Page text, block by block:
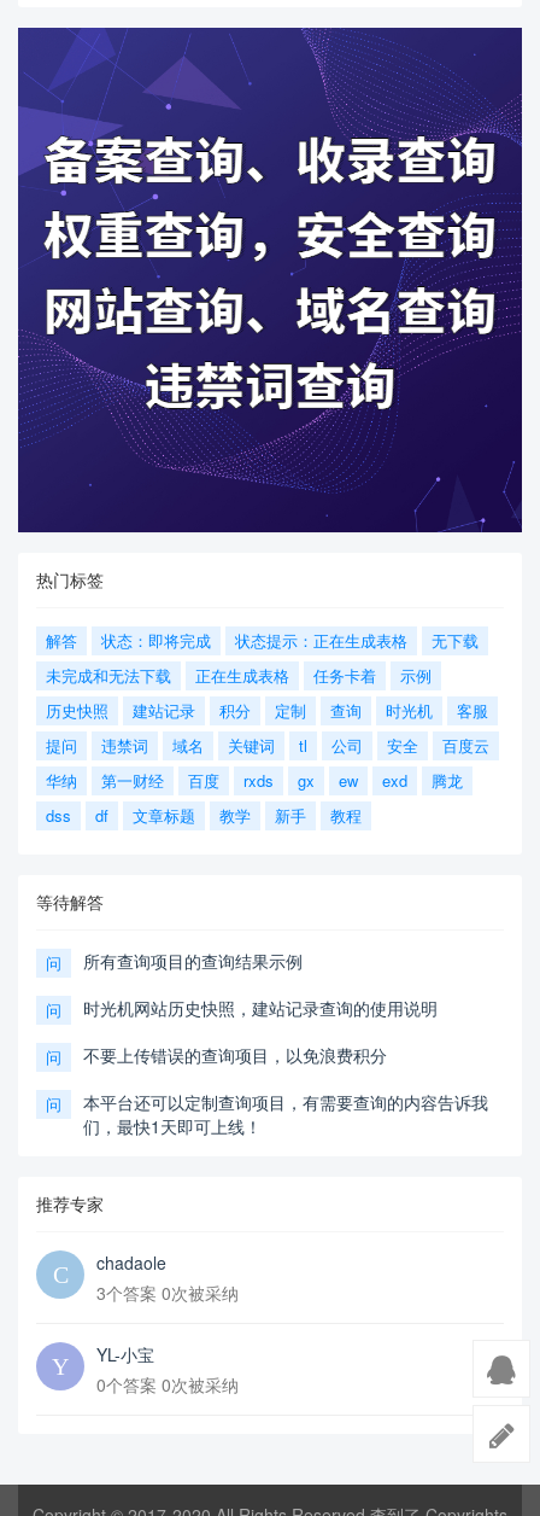
热门标签
解答 状态：即将完成 状态提示：正在生成表格
无下载
未完成和无法下载
正在生成表格 任务卡着
示例
历史快照
建站记录 积分 定制 查询 时光机
客服
提问
违禁词 域名 关键词 tl 公司 安全
百度云
华纳
第一财经 百度 rxds gx ew exd
腾龙
dss
df 文章标题 教学 新手 教程
等待解答
问 所有查询项目的查询结果示例
问 时光机网站历史快照，建站记录查询的使用说明
问 不要上传错误的查询项目，以免浪费积分
问
本平台还可以定制查询项目，有需要查询的内容告诉我
们，最快1天即可上线！
推荐专家
chadaole
3个答案 0次被采纳
YL-小宝
0个答案 0次被采纳